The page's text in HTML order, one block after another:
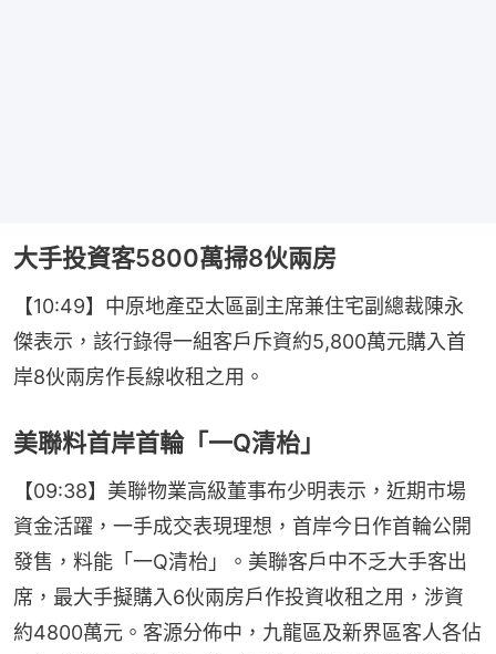
大手投資客5800萬掃8伙兩房
【10:49】中原地產亞太區副主席兼住宅副總裁陳永
傑表示，該行錄得一組客戶斥資約5,800萬元購入首
岸8伙兩房作長線收租之用。
美聯料首岸首輪「一Q清枱」
【09:38】美聯物業高級董事布少明表示，近期市場
資金活躍，一手成交表現理想，首岸今日作首輪公開
發售，料能「一Q清枱」。美聯客戶中不乏大手客出
席，最大手擬購入6伙兩房戶作投資收租之用，涉資
約4800萬元。客源分佈中，九龍區及新界區客人各佔